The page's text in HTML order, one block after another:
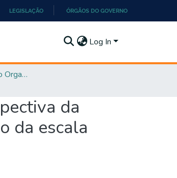
LEGISLAÇÃO ÓRGÃOS DO GOVERNO
Log In
Mestrado em Gestão Organizacional - PPGGO
da
da escala